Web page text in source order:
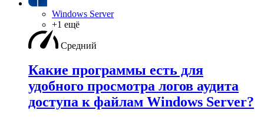
Windows Server
+1 ещё
Средний
Какие программы есть для
удобного просмотра логов аудита
доступа к файлам Windows Server?